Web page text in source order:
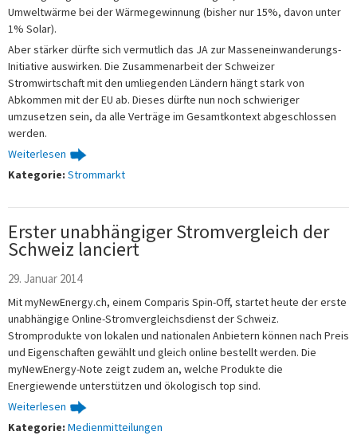
Umweltwärme bei der Wärmegewinnung (bisher nur 15%, davon unter
1% Solar).
Aber stärker dürfte sich vermutlich das JA zur Masseneinwanderungs-
Initiative auswirken. Die Zusammenarbeit der Schweizer
Stromwirtschaft mit den umliegenden Ländern hängt stark von
Abkommen mit der EU ab. Dieses dürfte nun noch schwieriger
umzusetzen sein, da alle Verträge im Gesamtkontext abgeschlossen
werden.
Weiterlesen
Kategorie: Strommarkt
Erster unabhängiger Stromvergleich der
Schweiz lanciert
29. Januar 2014
Mit myNewEnergy.ch, einem Comparis Spin-Off, startet heute der erste
unabhängige Online-Stromvergleichsdienst der Schweiz.
Stromprodukte von lokalen und nationalen Anbietern können nach Preis
und Eigenschaften gewählt und gleich online bestellt werden. Die
myNewEnergy-Note zeigt zudem an, welche Produkte die
Energiewende unterstützen und ökologisch top sind.
Weiterlesen
Kategorie: Medienmitteilungen